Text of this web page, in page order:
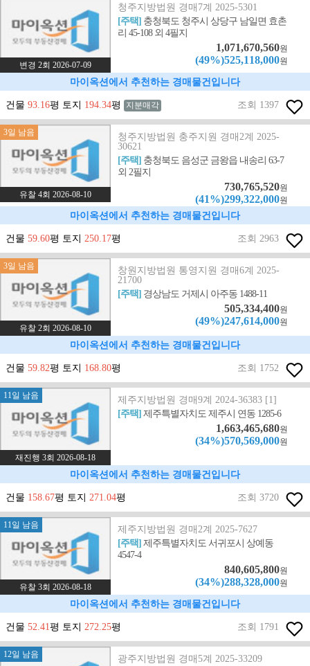
변경 2회 2026-07-09
청주지방법원 경매7계 2025-5301
[주택] 충청북도 청주시 상당구 남일면 효촌
리 45-108 외 4필지
1,071,670,560원
(49%)525,118,000원
마이옥션에서 추천하는 경매물건입니다
건물 93.16평 토지 194.34평 지분매각 조회 1397
3일 남음
유찰 4회 2026-08-10
청주지방법원 충주지원 경매2계 2025-
30621
[주택] 충청북도 음성군 금왕읍 내송리 63-7
외 2필지
730,765,520원
(41%)299,322,000원
마이옥션에서 추천하는 경매물건입니다
건물 59.60평 토지 250.17평 조회 2963
3일 남음
유찰 2회 2026-08-10
창원지방법원 통영지원 경매6계 2025-
21700
[주택] 경상남도 거제시 아주동 1488-11
505,334,400원
(49%)247,614,000원
마이옥션에서 추천하는 경매물건입니다
건물 59.82평 토지 168.80평 조회 1752
11일 남음
재진행 3회 2026-08-18
제주지방법원 경매9계 2024-36383 [1]
[주택]제주특별자치도 제주시 연동 1285-6
1,663,465,680원
(34%)570,569,000원
마이옥션에서 추천하는 경매물건입니다
건물 158.67평 토지 271.04평 조회 3720
11일 남음
유찰 3회 2026-08-18
제주지방법원 경매2계 2025-7627
[주택]제주특별자치도 서귀포시 상예동
4547-4
840,605,800원
(34%)288,328,000원
마이옥션에서 추천하는 경매물건입니다
건물 52.41평 토지 272.25평 조회 1791
12일 남음
광주지방법원 경매5계 2025-33209